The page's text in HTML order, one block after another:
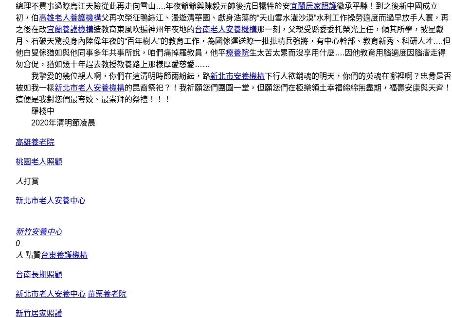
總理不費事過瞭烏江天險從此再走向雪山….年夜爺爺與陳毅元帥後抗日犧牲於安宜蘭居家照護徽承平縣！到之後新中國成立
初，伯高雄老人養護機構父再次榮征鴨綠江、漫遊清華園、獻身浩蕩的“天山雪水灌沙漠”水利工作操勞適度而過早放手人寰，再
之後在改宜蘭養護機構造教育東風吹遍神州年夜地的台南老人安養機構那一刻，父親受縣委委托榮光上任，傾其所學，披星戴
月、石破天驚投身內陸偉年夜的“百年樹人”的教育工作，為國傢運送瞭一批批精兵強將，有中心幹部、教育新秀、科研人才….但
他白叟傢猶如與他同事多年共事所說，咱們痛掉羅教員，他平療養院生太苦太累而沒享用什麼….因他教育用腦適度因腦瘤走得
匆倉促，猶如幾十年趕去教授教養路上那樣厚愛慈愛……
我摯愛的幾位親人啊，你們在這清明時節雨紛紜，路新北市安養機構下行人欲銷魂的明天，你們的英魂在哪裡啊？忠骨是否
被如我一樣新北市老人安養機構的昆裔祭祀？！我祈願您們團圓一堂，但願您們在極樂領土幸福綿綿無盡期，福壽安康與天齊！
這便是我對您們最夸姣、最崇拜的祭禮！！！
羅棧中
2020年清明節凌晨
高雄養老院
桃園老人照顧
人打賞
新北市老人安養中心
新竹安養中心
0
人 點贊台東養護機構
台南長期照顧
新北市老人安養中心 苗栗養老院
新竹居家照護